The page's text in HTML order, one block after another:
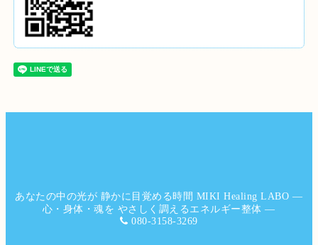
あなたの中の光が 静かに目覚める時間 MIKI Healing LABO ―
心・身体・魂を やさしく調えるエネルギー整体 ―
080-3158-3269